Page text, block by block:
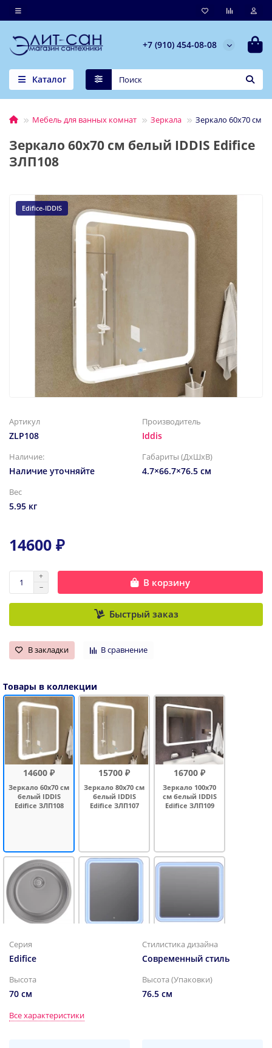
+7 (910) 454-08-08
Каталог
Мебель для ванных комнат Зеркала Зеркало 60x70 см
Зеркало 60x70 см белый IDDIS Edifice
ЗЛП108
Edifice-IDDIS
Артикул
ZLP108
Производитель
Iddis
Наличие:
Наличие уточняйте
Габариты (ДхШхВ)
4.7×66.7×76.5 см
Вес
5.95 кг
14600 ₽
В корзину
Быстрый заказ
В закладки В сравнение
Товары в коллекции
14600 ₽
Зеркало 60x70 см
белый IDDIS
Edifice ЗЛП108
15700 ₽
Зеркало 80x70 см
белый IDDIS
Edifice ЗЛП107
16700 ₽
Зеркало 100x70
см белый IDDIS
Edifice ЗЛП109
Кухонная мойка
IDDIS Edifice
Зеркало 60x70 см
белый матовый
Зеркало 80x70 см
белый матовый
EDI8000i98
Серия
Edifice
Стилистика дизайна
Современный стиль
Высота
70 см
Высота (Упаковки)
76.5 см
Все характеристики